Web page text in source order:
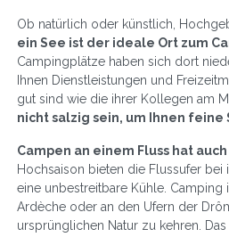
Ob natürlich oder künstlich,
ein See ist der ideale Ort zum
Campingplätze haben sich dort
Ihnen Dienstleistungen und
gut sind wie die ihrer Kollegen am
nicht salzig sein, um Ihnen
Campen an einem Fluss hat
Hochsaison bieten die Flussufer bei
eine unbestreitbare Kühle. Camping
Ardèche oder an den Ufern der
ursprünglichen Natur zu kehren.